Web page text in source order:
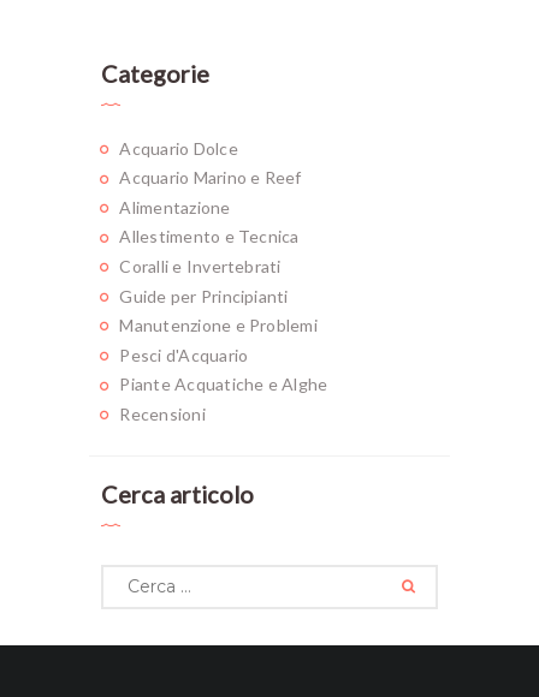
Categorie
Acquario Dolce
Acquario Marino e Reef
Alimentazione
Allestimento e Tecnica
Coralli e Invertebrati
Guide per Principianti
Manutenzione e Problemi
Pesci d'Acquario
Piante Acquatiche e Alghe
Recensioni
Cerca articolo
Ricerca
per: